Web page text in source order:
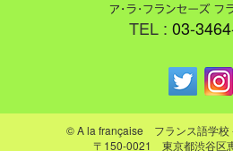
TEL : 03-
© A la française フランス語学校
〒150-0021 東京都渋谷区